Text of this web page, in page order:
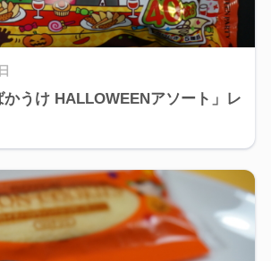
うけ HALLOWEENアソート」レ